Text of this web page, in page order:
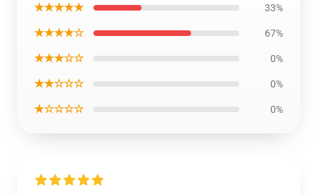
★★★★★ 33%
★★★★☆ 67%
★★★☆☆ 0%
★★☆☆☆ 0%
★☆☆☆☆ 0%